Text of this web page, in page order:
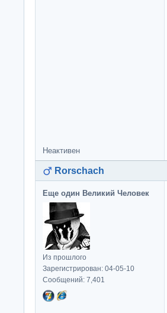
Неактивен
Rorschach
Еще один Великий Человек
Из прошлого
Зарегистрирован: 04-05-10
Сообщений: 7,401